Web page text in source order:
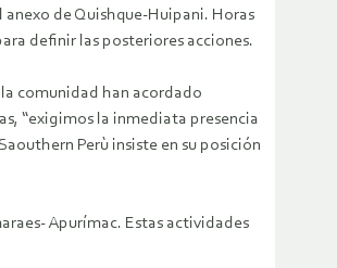
de Quishque-Huipani. Horas
definir las posteriores acciones.
comunidad han acordado
“exigimos la inmediata presencia
Perù insiste en su posición
Apurímac. Estas actividades